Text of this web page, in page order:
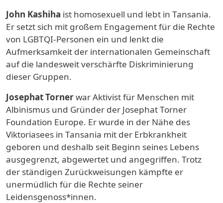
John Kashiha ist homosexuell und lebt in Tansania.
Er setzt sich mit großem Engagement für die Rechte
von LGBTQI-Personen ein und lenkt die
Aufmerksamkeit der internationalen Gemeinschaft
auf die landesweit verschärfte Diskriminierung
dieser Gruppen.
Josephat Tornerwar Aktivist für Menschen mit
Albinismus und Gründer der Josephat Torner
Foundation Europe. Er wurde in der Nähe des
Viktoriasees in Tansania mit der Erbkrankheit
geboren und deshalb seit Beginn seines Lebens
ausgegrenzt, abgewertet und angegriffen. Trotz
der ständigen Zurückweisungen kämpfte er
unermüdlich für die Rechte seiner
Leidensgenoss*innen.